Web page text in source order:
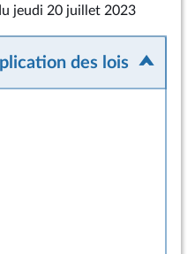
jeudi 20 juillet 2023
des lois